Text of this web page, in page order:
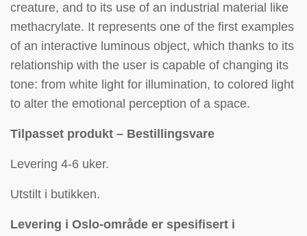
creature, and to its use of an industrial material like
methacrylate. It represents one of the first examples
of an interactive luminous object, which thanks to its
relationship with the user is capable of changing its
tone: from white light for illumination, to colored light
to alter the emotional perception of a space.
Tilpasset produkt – Bestillingsvare
Levering 4-6 uker.
Utstilt i butikken.
Levering i Oslo-område er spesifisert i